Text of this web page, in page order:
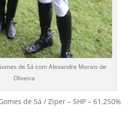
de Sá com Alexandre Morais de
Oliveira
de Sá / Ziper – SHP – 61,250%